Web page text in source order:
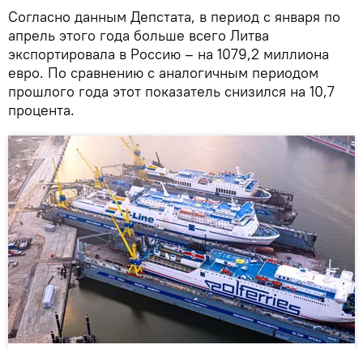
Согласно данным Депстата, в период с января по
апрель этого года больше всего Литва
экспортировала в Россию – на 1079,2 миллиона
евро. По сравнению с аналогичным периодом
прошлого года этот показатель снизился на 10,7
процента.